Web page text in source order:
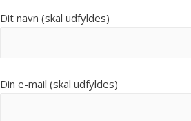
Dit navn (skal udfyldes)
Din e-mail (skal udfyldes)